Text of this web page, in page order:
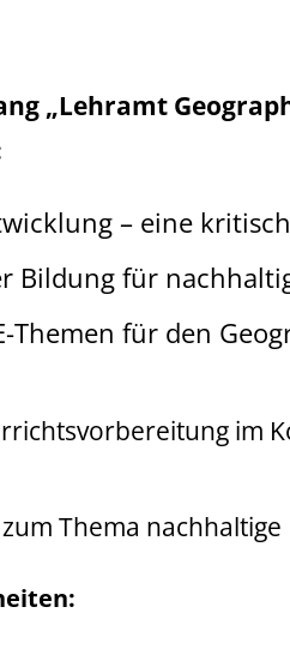
„Lehramt
– eine
Bildung für
Themen für den
im
Thema